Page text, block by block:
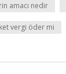
amacı nedir
vergi öder mi